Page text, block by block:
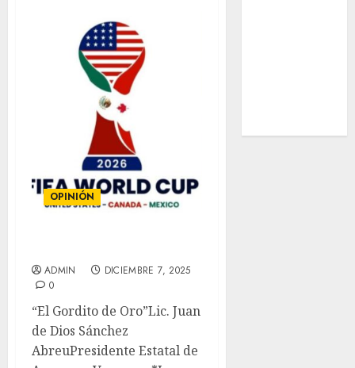
OPINIÓN
ADMIN
DICIEMBRE 7, 2025
0
“El Gordito de Oro”Lic. Juan
de Dios Sánchez
AbreuPresidente Estatal de